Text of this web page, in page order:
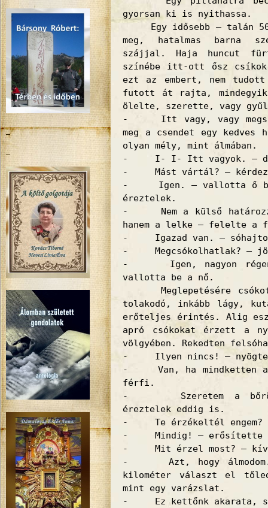
gyorsan ki is nyithassa.
Egy idősebb – talán
meg, hatalmas barna
szájjal. Haja huncut
színébe itt-ott ősz csíkok
ezt az embert, nem tudott
futott át rajta,
ölelte, szerette, vagy
- Itt vagy, vagy
meg a csendet egy
olyan mély, mint álmában.
- I- I- Itt vagyok. –
- Mást vártál? –
- Igen. – vallotta ő be
éreztelek.
- Nem a külső
hanem a lelke – felelte a
- Igazad van. –
- Megcsókolhatlak? –
- Igen, nagyon régen
vallotta be a nő.
Meglepetésére
tolakodó, inkább lágy,
erőteljes érintés. Alig
apró csókokat érzett a
völgyében. Rekedten
- Ilyen nincs! –
- Van, ha mindketten
férfi.
- Szeretem a
éreztelek eddig is.
- Te érzékeltél engem?
- Mindig! – erősítette
- Mit érzel most? –
- Azt, hogy álmodom.
kilométer választ el
mint egy varázslat.
- Ez kettőnk akarata,